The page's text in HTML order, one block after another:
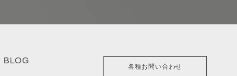
BLOG
各種お問い合わせ